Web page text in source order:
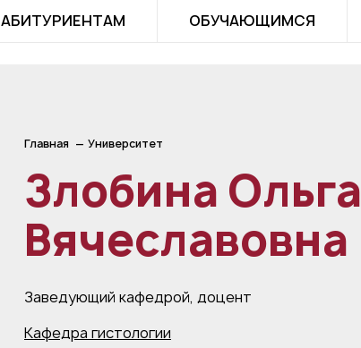
АБИТУРИЕНТАМ ОБУЧАЮЩИМСЯ
Главная Университет
Злобина Ольга
Вячеславовна
Заведующий кафедрой, доцент
Кафедра гистологии